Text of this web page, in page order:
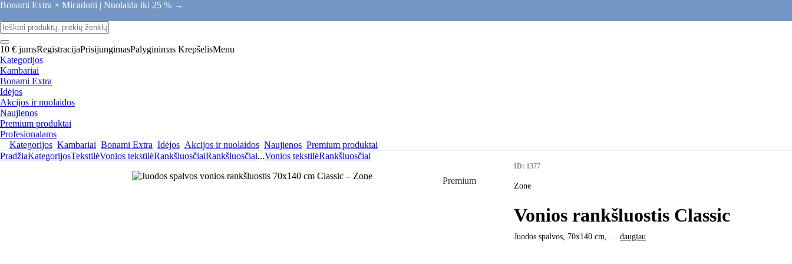
Bonami Extra × Micadoni | Nuolaida iki 25 % →
10 € jumsRegistracijaPrisijungimasPalyginimas KrepšelisMenu
Kategorijos
Kambariai
Bonami Extra
Idėjos
Akcijos ir nuolaidos
Naujienos
Premium produktai
Profesionalams
Kategorijos Kambariai Bonami Extra Idėjos Akcijos ir nuolaidos Naujienos Premium produktai
PradžiaKategorijosTekstilėVonios tekstilėRankšluosčiaiRankšluosčiai...Vonios tekstilėRankšluosčiai
Premium
ID: 1377
Zone
Vonios rankšluostis Classic
Juodos spalvos, 70x140 cm, … daugiau